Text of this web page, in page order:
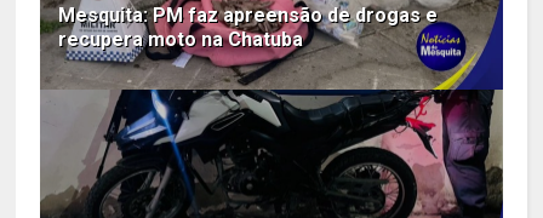
Mesquita: PM faz apreensão de drogas e
recupera moto na Chatuba